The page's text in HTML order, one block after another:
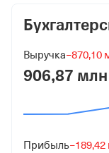
Стрельцов
Форма
Дата регистрации
Выручка−870,10
906,87
Прибыль